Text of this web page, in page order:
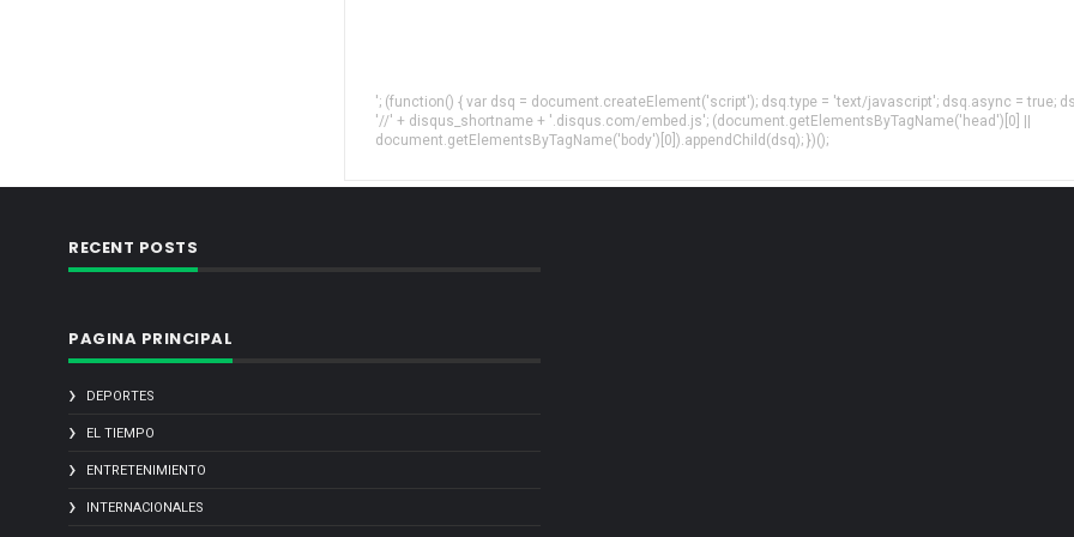
'; (function() { var dsq = document.createElement('script'); dsq.type = 'text/javascript'; dsq.async = true;
'//' + disqus_shortname + '.disqus.com/embed.js'; (document.getElementsByTagName('head')[0] ||
document.getElementsByTagName('body')[0]).appendChild(dsq); })();
RECENT POSTS
PAGINA PRINCIPAL
DEPORTES
EL TIEMPO
ENTRETENIMIENTO
INTERNACIONALES